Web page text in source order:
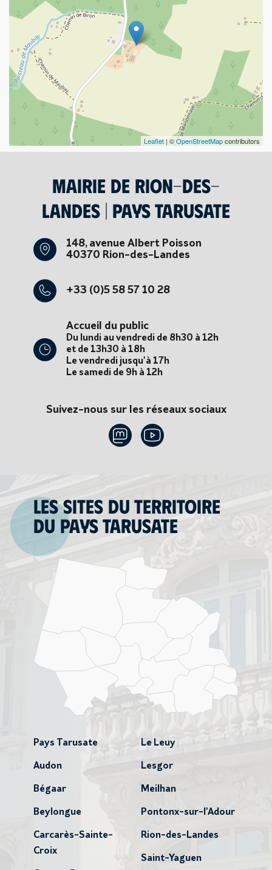
Leaflet | ©OpenStreetMapcontributors
Mairie de Rion-des-
Landes | Pays tarusate
148, avenue Albert Poisson
40370 Rion-des-Landes
+33 (0)5 58 57 10 28
Accueil du public
Du lundi au vendredi de 8h30 à 12h
et de 13h30 à 18h
Le vendredi jusqu'à 17h
Le samedi de 9h à 12h
Suivez-nous sur les réseaux sociaux
Les sites du territoire
du Pays tarusate
Pays Tarusate
Audon
Bégaar
Beylongue
Carcarès-Sainte-
Croix
Le Leuy
Lesgor
Meilhan
Pontonx-sur-l'Adour
Rion-des-Landes
Saint-Yaguen